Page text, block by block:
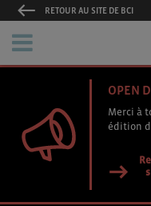
RETOUR AU SITE DE BCI
OPEN
Merci à
édition